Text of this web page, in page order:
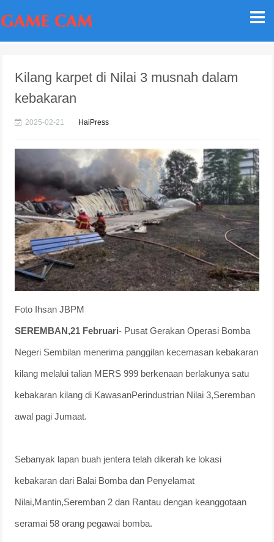
Kilang karpet di Nilai 3 musnah dalam
kebakaran
2025-02-21 HaiPress
Foto Ihsan JBPM
SEREMBAN,21 Februari- Pusat Gerakan Operasi Bomba
Negeri Sembilan menerima panggilan kecemasan kebakaran
kilang melalui talian MERS 999 berkenaan berlakunya satu
kebakaran kilang di KawasanPerindustrian Nilai 3,Seremban
awal pagi Jumaat.
Sebanyak lapan buah jentera telah dikerah ke lokasi
kebakaran dari Balai Bomba dan Penyelamat
Nilai,Mantin,Seremban 2 dan Rantau dengan keanggotaan
seramai 58 orang pegawai bomba.